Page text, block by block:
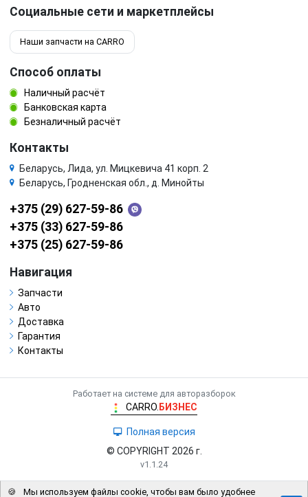
Социальные сети и маркетплейсы
Наши запчасти на CARRO
Способ оплаты
Наличный расчёт
Банковская карта
Безналичный расчёт
Контакты
Беларусь, Лида, ул. Мицкевича 41 корп. 2
Беларусь, Гродненская обл., д. Минойты
+375 (29) 627-59-86
+375 (33) 627-59-86
+375 (25) 627-59-86
Навигация
Запчасти
Авто
Доставка
Гарантия
Контакты
Работает на системе для авторазборок
CARRO. БИЗНЕС
Полная версия
© COPYRIGHT 2026 г.
v1.1.24
🍪 Мы используем файлы cookie, чтобы вам было удобнее